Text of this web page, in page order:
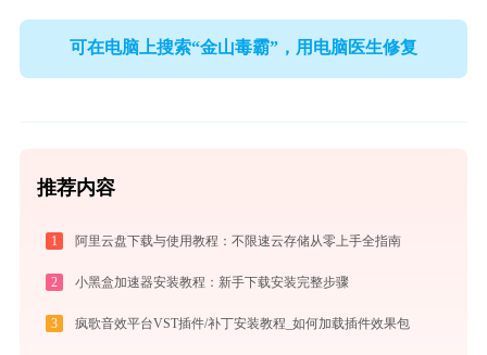
可在电脑上搜索“金山毒霸”，用电脑医生修复
推荐内容
1 阿里云盘下载与使用教程：不限速云存储从零上手全指南
2 小黑盒加速器安装教程：新手下载安装完整步骤
3 疯歌音效平台VST插件/补丁安装教程_如何加载插件效果包